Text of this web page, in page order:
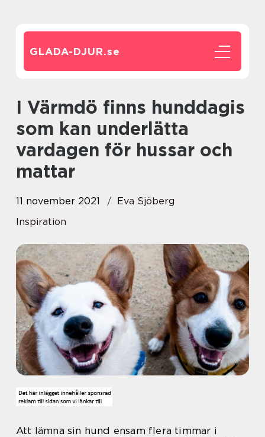
GLADA-DJUR.se
I Värmdö finns hunddagis
som kan underlätta
vardagen för hussar och
mattar
11 november 2021
Eva Sjöberg
Inspiration
Att lämna sin hund ensam flera timmar i